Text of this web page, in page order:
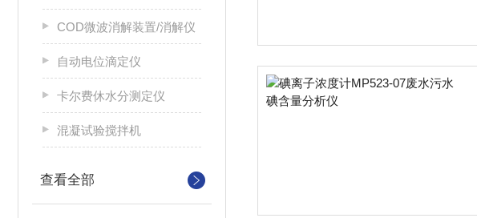
COD微波消解装置/消解仪
自动电位滴定仪
卡尔费休水分测定仪
混凝试验搅拌机
查看全部